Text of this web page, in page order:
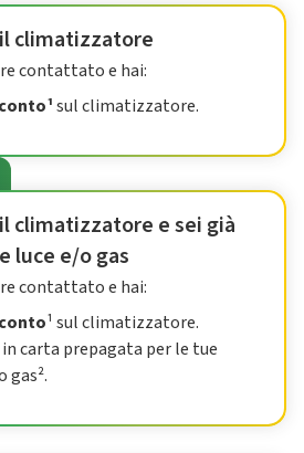
climatizzatore
contattato e hai:
sul climatizzatore.
climatizzatore e sei già
luce e/o gas
contattato e hai:
¹ sul climatizzatore.
in carta prepagata per le tue
gas².